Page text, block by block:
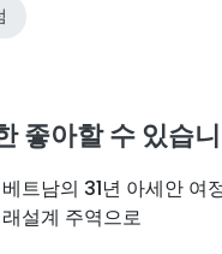
좋아할 수 있습
베트남의 31년 아세안 여
래설계 주역으로